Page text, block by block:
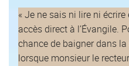
« Je ne sais ni lire ni
accès direct à l’Évangile.
chance de baigner dans
lorsque monsieur le